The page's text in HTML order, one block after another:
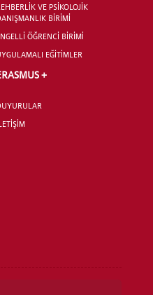
VE PSİKOLOJİK
BİRİMİ
ÖĞRENCİ BİRİMİ
EĞİTİMLER
+